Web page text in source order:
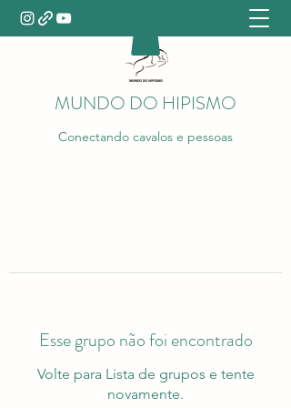
MUNDO DO HIPISMO
Conectando cavalos e pessoas
Esse grupo não foi encontrado
Volte para Lista de grupos e tente
novamente.